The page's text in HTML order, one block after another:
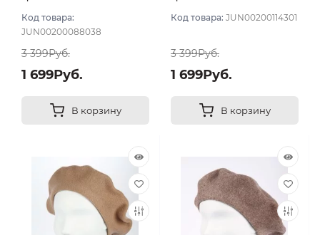
Код товара:
JUN00200088038
3 399Руб.
1 699Руб.
В корзину
Код товара: JUN00200114301
3 399Руб.
1 699Руб.
В корзину